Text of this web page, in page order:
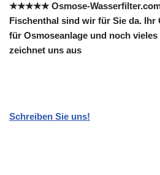
★★★★★ Osmose-
Fischenthal sind wir für Sie da. Ihr
für Osmoseanlage und noch
zeichnet uns aus
Schreiben Sie uns!